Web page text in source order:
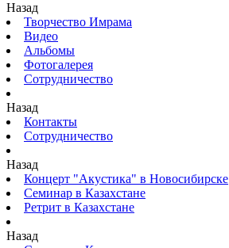
Назад
Творчество Имрама
Видео
Альбомы
Фотогалерея
Сотрудничество
Назад
Контакты
Сотрудничество
Назад
Концерт "Акустика" в Новосибирске
Семинар в Казахстане
Ретрит в Казахстане
Назад